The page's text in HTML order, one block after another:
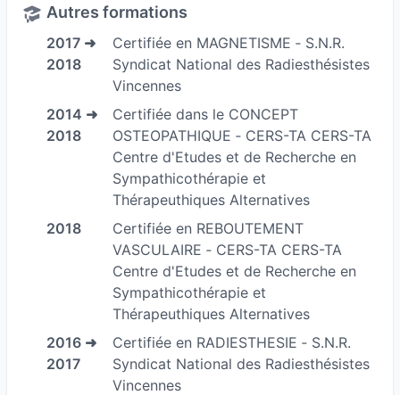
travers des jeux et des livres qu’elle réalise pour
illustrer cette prodigieuse méthode d’autonomie.
Elle est spécialisée dans l'apprentissage de
méthodes innovantes d'autonomie, dans la prise
en charge du soin énergétique naturel, pour se
libérer des effets délétères des traitements
médicamenteux chimiques.
S A N D R I N E F E L I C E S est
Gérante de la S.A.R.L. A.G.AP.E. F R A N C E
ENERGIE BIEN-ETRE EQUILIBRE Aide à la
Gestion Des Aptitudes et Performances de l’Être
Et dépositaire et propriétaire de la marque et de
la méthode SPIRALE ENERGIE en tant qu’auteure
publiée aux éditions EccE.
Autres formations
2017 ➜
2018
Certifiée en MAGNETISME ‐ S.N.R.
Syndicat National des Radiesthésistes
Vincennes
2014 ➜
2018
Certifiée dans le CONCEPT
OSTEOPATHIQUE ‐ CERS-TA CERS-TA
Centre d'Etudes et de Recherche en
Sympathicothérapie et
Thérapeuthiques Alternatives
2018
Certifiée en REBOUTEMENT
VASCULAIRE ‐ CERS-TA CERS-TA
Centre d'Etudes et de Recherche en
Sympathicothérapie et
Thérapeuthiques Alternatives
2016 ➜
2017
Certifiée en RADIESTHESIE ‐ S.N.R.
Syndicat National des Radiesthésistes
Vincennes